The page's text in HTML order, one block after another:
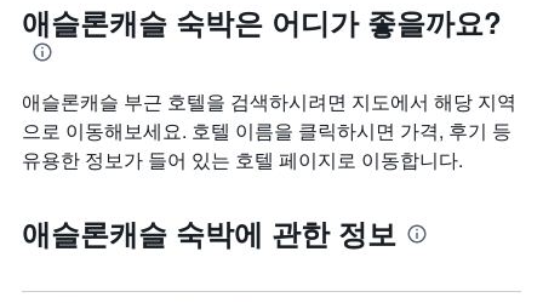
애슬론캐슬 숙박은 어디가 좋을까요?
애슬론캐슬 부근 호텔을 검색하시려면 지도에서 해당 지역
으로 이동해보세요. 호텔 이름을 클릭하시면 가격, 후기 등
유용한 정보가 들어 있는 호텔 페이지로 이동합니다.
애슬론캐슬 숙박에 관한 정보